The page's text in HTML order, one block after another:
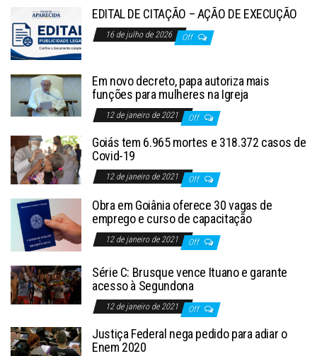
EDITAL DE CITAÇÃO – AÇÃO DE EXECUÇÃO
16 de julho de 2026 Off
Em novo decreto, papa autoriza mais
funções para mulheres na Igreja
12 de janeiro de 2021 Off
Goiás tem 6.965 mortes e 318.372 casos de
Covid-19
12 de janeiro de 2021 Off
Obra em Goiânia oferece 30 vagas de
emprego e curso de capacitação
12 de janeiro de 2021 Off
Série C: Brusque vence Ituano e garante
acesso à Segundona
12 de janeiro de 2021 Off
Justiça Federal nega pedido para adiar o
Enem 2020